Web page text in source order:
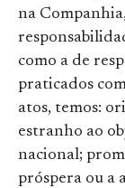
na
como a de
praticados
atos, temos:
estranho ao
nacional;
próspera ou a